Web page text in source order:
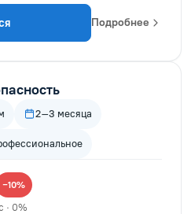
Подробнее
2–3 месяца
−10%
· 0%